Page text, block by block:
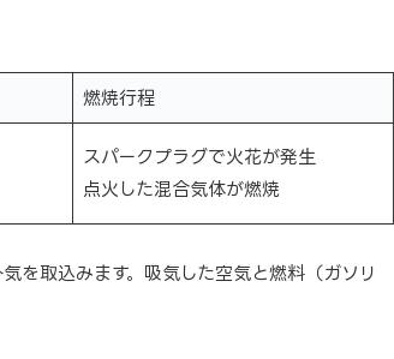
燃焼行程
スパークプラグで火花が発生
点火した混合気体が燃焼
を取込みます。吸気した空気と燃料（ガソリ